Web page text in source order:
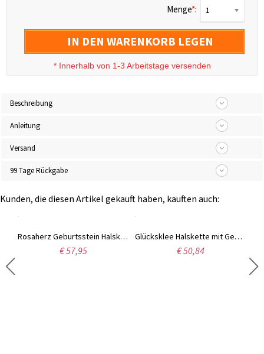
Menge*: 1
IN DEN WARENKORB LEGEN
* Innerhalb von 1-3 Arbeitstage versenden
Beschreibung
Anleitung
Versand
99 Tage Rückgabe
Kunden, die diesen Artikel gekauft haben, kauften auch:
Rosaherz Geburtsstein Halskette mit einem Initiale Rundemarker
€ 57,95
Glücksklee Halskette mit Geburtsstein in Rosegold
€ 50,84